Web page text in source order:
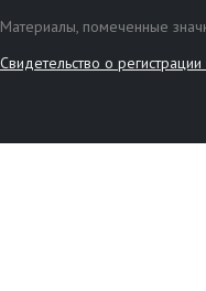
Материалы, помеченные
Свидетельство о